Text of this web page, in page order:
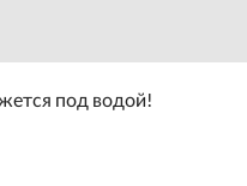
под водой!